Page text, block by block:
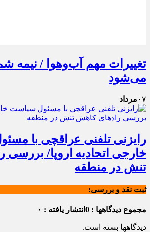
تغییرات مهم آب‌وهوا / نیمه
می‌شود
۰۷ مرداد
رایزنی تلفنی عراقچی با
خارجی اتحادیه اروپا/
تنش در منطقه
ثبت نقد و بررسی:
مجموع دیدگاهها : 0 انتشار یافته : ۰
دیدگاهها بسته است.